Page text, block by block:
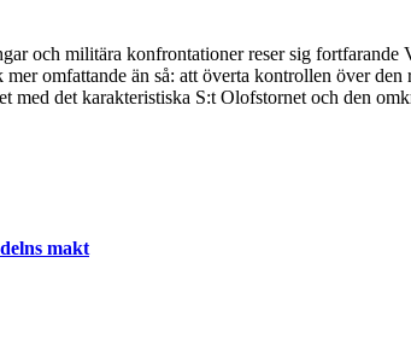
och militära konfrontationer reser sig fortfarande
omfattande än så: att överta kontrollen över
med det karakteristiska S:t Olofstornet och den
makt